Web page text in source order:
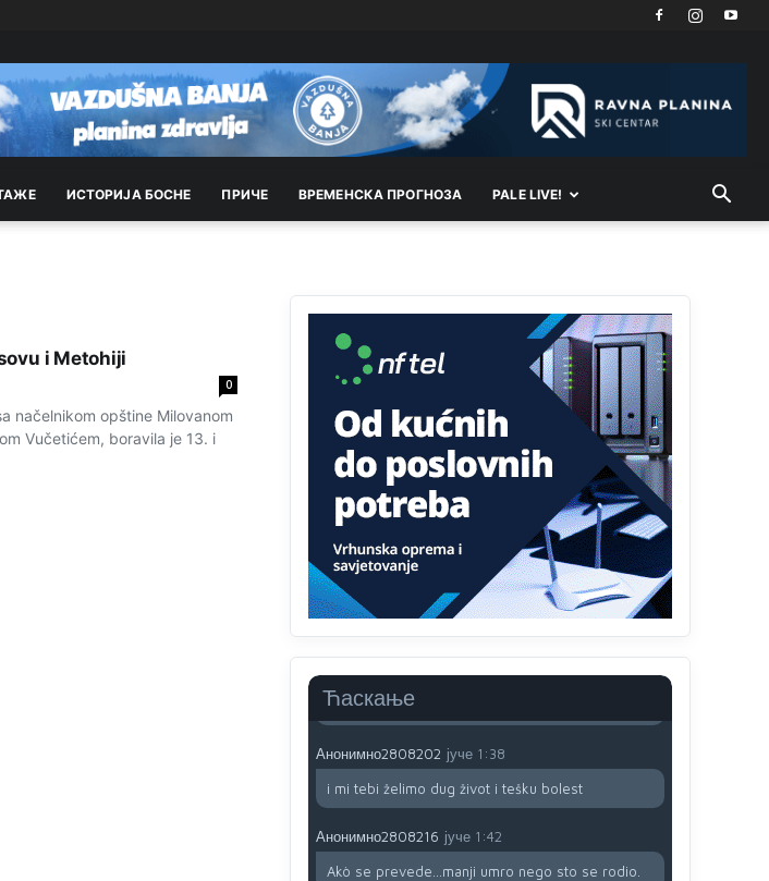
ИСТОРИЈА БОСНЕ ПРИЧЕ ВРEМEНСКА ПРОГНОЗА PALE LIVE!
i Metohiji
0
načelnikom opštine Milovanom
Vučetićem, boravila je 13. i
Ћаскање
šalju poštom a da ne dolaze? Kurko
Анонимно2807791 јуче 11:39
БиХ није гласала да је тзв.Косово држава.
Анонимно2807895 јуче 12:16
Drzi pod kontrolom tri stvari jezik,karakter i
ponasanje...Uzivotu brani tri stvari:cast,prijatelja i
zivota iskljuci tri stvari uvredu,neznanje
zavist.Sve dok si ziv gaji tri stvari
dobrotu,pamet i prijateljstvo!!
Анонимно2806721 јуче 12:39
791 BiH nije priznala Kosovo kao nezavisnu
državu jer genocidna tvorevina pravi smetnju a
recimo Srbija je davno
priznala.Na svakom
proizvodu iz Srbije stoji -uvoznik za Kosovo
Анонимно2806721 јуче 12:45
Sve i da se nekim čudom vojska Srbije "vrati" na
koga da brani? A imamo vojsku Kosova kojoj
želimo svako dobro i da se što bolje opreme
Анонимно2808202 јуче 1:38
i mi tebi želimo dug život i tešku bolest
Анонимно2808216 јуче 1:42
Akò se prevede...manji umro nego sto se rodio.